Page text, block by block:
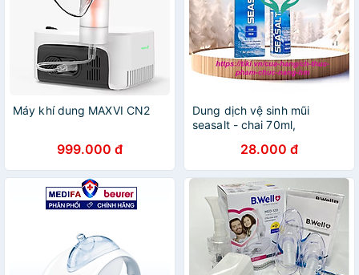
Máy khí dung MAXVI CN2
999.000 đ
Dung dịch vệ sinh mũi
seasalt - chai 70ml,
28.000 đ